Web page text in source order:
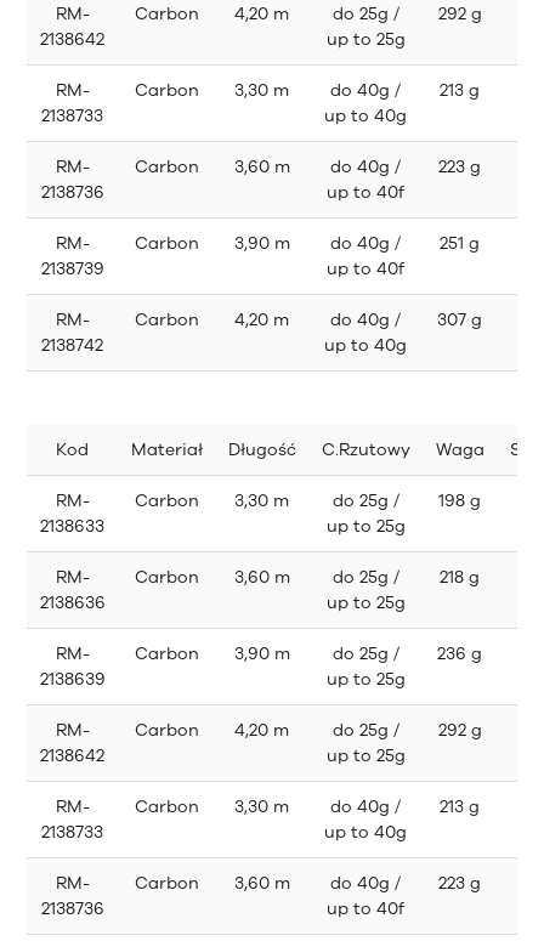
RM-
2138642
Carbon 4,20 m
do 25g /
up to 25g
292 g
RM-
2138733
Carbon 3,30 m
do 40g /
up to 40g
213 g
RM-
2138736
Carbon 3,60 m
do 40g /
up to 40f
223 g
RM-
2138739
Carbon 3,90 m
do 40g /
up to 40f
251 g
RM-
2138742
Carbon 4,20 m
do 40g /
up to 40g
307 g
Kod Materiał Długość C.Rzutowy Waga
RM-
2138633
Carbon 3,30 m
do 25g /
up to 25g
198 g
RM-
2138636
Carbon 3,60 m
do 25g /
up to 25g
218 g
RM-
2138639
Carbon 3,90 m
do 25g /
up to 25g
236 g
RM-
2138642
Carbon 4,20 m
do 25g /
up to 25g
292 g
RM-
2138733
Carbon 3,30 m
do 40g /
up to 40g
213 g
RM-
2138736
Carbon 3,60 m
do 40g /
up to 40f
223 g